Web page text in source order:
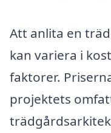
Att anlita en
kan variera i
faktorer.
projektets